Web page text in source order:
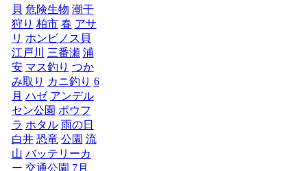
貝 危険生物 潮干
狩り 柏市 春 アサ
リ ホンビノス貝
江戸川
三番瀬 浦
安 マス釣り つか
み取り カニ釣り 6
月 ハゼ アンデル
セン公園 ボウフ
ラ ホタル 雨の日
白井 恐竜 公園 流
山 バッテリーカ
ー 交通公園 7月